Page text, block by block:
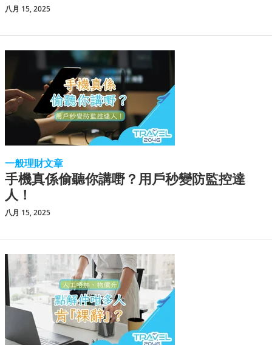
八月 15, 2025
一般理財文章
手機真係偷聽你講嘢？用戶秒變防監控達
人！
八月 15, 2025